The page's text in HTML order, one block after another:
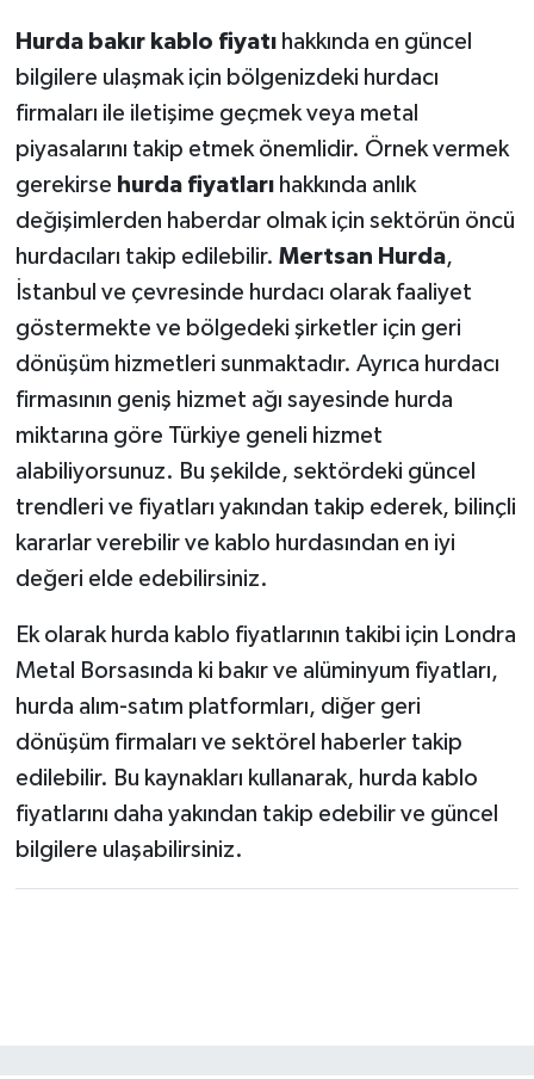
Hurda bakır kablo fiyatıhakkında en güncel
bilgilere ulaşmak için bölgenizdeki hurdacı
firmaları ile iletişime geçmek veya metal
piyasalarını takip etmek önemlidir. Örnek vermek
gerekirse hurda fiyatlarıhakkında anlık
değişimlerden haberdar olmak için sektörün öncü
hurdacıları takip edilebilir. Mertsan Hurda,
İstanbul ve çevresinde hurdacı olarak faaliyet
göstermekte ve bölgedeki şirketler için geri
dönüşüm hizmetleri sunmaktadır. Ayrıca hurdacı
firmasının geniş hizmet ağı sayesinde hurda
miktarına göre Türkiye geneli hizmet
alabiliyorsunuz. Bu şekilde, sektördeki güncel
trendleri ve fiyatları yakından takip ederek, bilinçli
kararlar verebilir ve kablo hurdasından en iyi
değeri elde edebilirsiniz.
Ek olarak hurda kablo fiyatlarının takibi için Londra
Metal Borsasında ki bakır ve alüminyum fiyatları,
hurda alım-satım platformları, diğer geri
dönüşüm firmaları ve sektörel haberler takip
edilebilir. Bu kaynakları kullanarak, hurda kablo
fiyatlarını daha yakından takip edebilir ve güncel
bilgilere ulaşabilirsiniz.